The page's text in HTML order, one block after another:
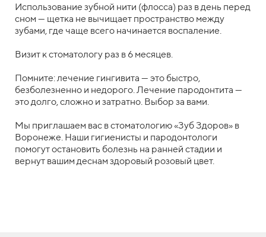
Использование зубной нити (флосса) раз в день перед
сном — щетка не вычищает пространство между
зубами, где чаще всего начинается воспаление.
Визит к стоматологу раз в 6 месяцев.
Помните: лечение гингивита — это быстро,
безболезненно и недорого. Лечение пародонтита —
это долго, сложно и затратно. Выбор за вами.
Мы приглашаем вас в стоматологию «Зуб Здоров» в
Воронеже. Наши гигиенисты и пародонтологи
помогут остановить болезнь на ранней стадии и
вернут вашим деснам здоровый розовый цвет.